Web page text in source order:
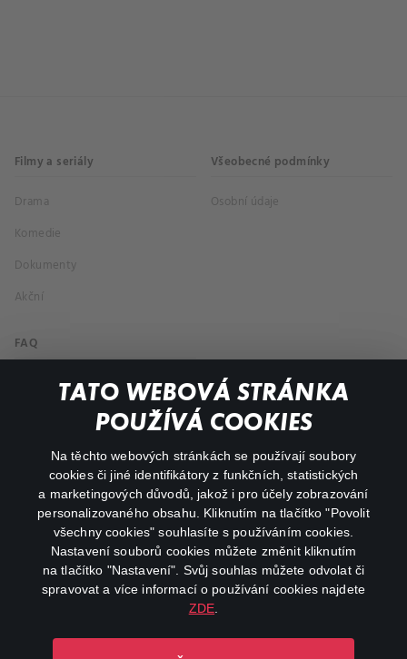
TATO WEBOVÁ STRÁNKA
POUŽÍVÁ COOKIES
Na těchto webových stránkách se používají soubory
cookies či jiné identifikátory z funkčních, statistických
a marketingových důvodů, jakož i pro účely zobrazování
personalizovaného obsahu. Kliknutím na tlačítko "Povolit
všechny cookies" souhlasíte s používáním cookies.
Nastavení souborů cookies můžete změnit kliknutím
na tlačítko "Nastavení". Svůj souhlas můžete odvolat či
spravovat a více informací o používání cookies najdete
ZDE
Filmy a seriály
Drama
Komedie
Dokumenty
Akční
Všeobecné podmínky
Osobní údaje
FAQ
Můj účet
Důležité odkazy
facebookinstagram
youtube